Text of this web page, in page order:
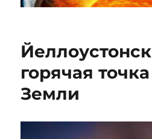
горячая
Земли